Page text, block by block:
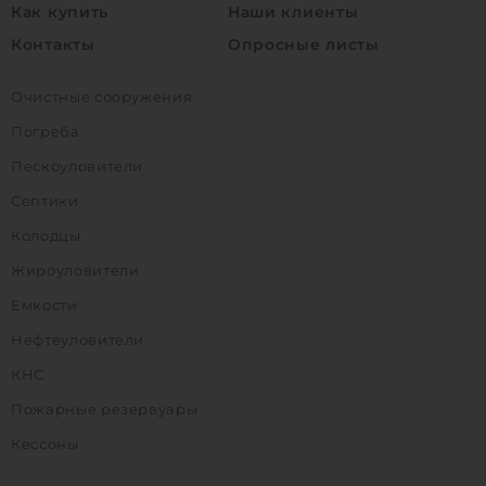
Как купить
Контакты
Наши клиенты
Опросные листы
Очистные сооружения
Погреба
Пескоуловители
Септики
Колодцы
Жироуловители
Емкости
Нефтеуловители
КНС
Пожарные резервуары
Кессоны